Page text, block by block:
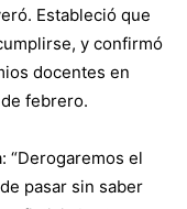
Estableció que
y confirmó
docentes en
febrero.
“Derogaremos el
pasar sin saber